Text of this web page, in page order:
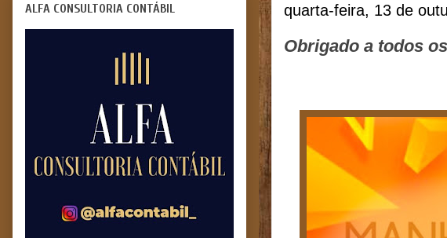
quarta-feira, 13 de
Obrigado a todos
ALFA CONSULTORIA CONTÁBIL